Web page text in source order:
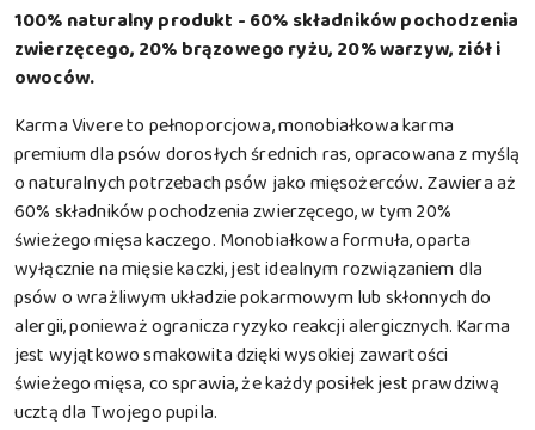
100% naturalny produkt - 60% składników pochodzenia
zwierzęcego, 20% brązowego ryżu, 20% warzyw, ziół i
owoców.
Karma Vivere to pełnoporcjowa, monobiałkowa karma
premium dla psów dorosłych średnich ras, opracowana z myślą
o naturalnych potrzebach psów jako mięsożerców. Zawiera aż
60% składników pochodzenia zwierzęcego, w tym 20%
świeżego mięsa kaczego. Monobiałkowa formuła, oparta
wyłącznie na mięsie kaczki, jest idealnym rozwiązaniem dla
psów o wrażliwym układzie pokarmowym lub skłonnych do
alergii, ponieważ ogranicza ryzyko reakcji alergicznych. Karma
jest wyjątkowo smakowita dzięki wysokiej zawartości
świeżego mięsa, co sprawia, że każdy posiłek jest prawdziwą
ucztą dla Twojego pupila.